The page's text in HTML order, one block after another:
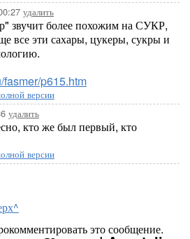
удалить
звучит более похожим на СУКР,
все эти сахары, цукеры, сукры и
fasmer/p615.htm
версии
удалить
кто же был первый, кто
версии
это сообщение.